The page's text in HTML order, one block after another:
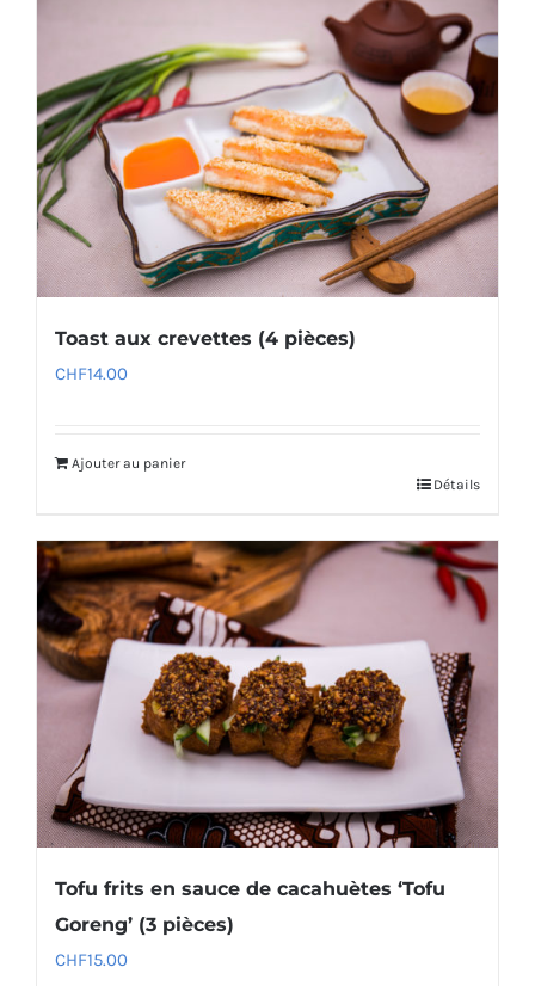
Toast aux crevettes (4 pièces)
CHF14.00
Ajouter au panier
Détails
Tofu frits en sauce de cacahuètes ‘Tofu
Goreng’ (3 pièces)
CHF15.00